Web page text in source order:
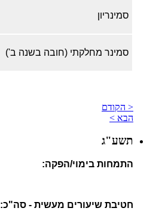
סמינריון
סמינר מחלקתי (חובה בשנה ב')
< הקודם
הבא >
תשע"ג
התמחות בימוי/הפקה:
חטיבת שיעורים מעשית - סה"כ: 36 ש"ס: